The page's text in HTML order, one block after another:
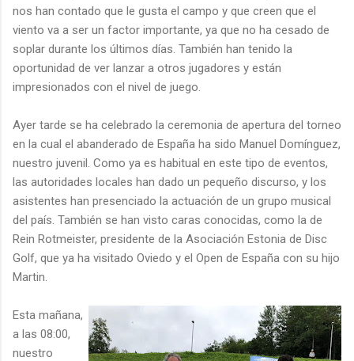
nos han contado que le gusta el campo y que creen que el
viento va a ser un factor importante, ya que no ha cesado de
soplar durante los últimos días. También han tenido la
oportunidad de ver lanzar a otros jugadores y están
impresionados con el nivel de juego.
Ayer tarde se ha celebrado la ceremonia de apertura del torneo
en la cual el abanderado de España ha sido Manuel Domínguez,
nuestro juvenil. Como ya es habitual en este tipo de eventos,
las autoridades locales han dado un pequeño discurso, y los
asistentes han presenciado la actuación de un grupo musical
del país. También se han visto caras conocidas, como la de
Rein Rotmeister, presidente de la Asociación Estonia de Disc
Golf, que ya ha visitado Oviedo y el Open de España con su hijo
Martin.
Esta mañana,
a las 08:00,
nuestro